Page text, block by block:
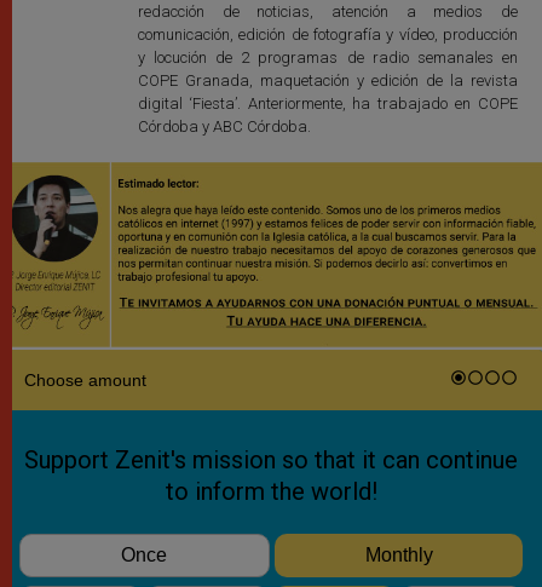
redacción de noticias, atención a medios de
comunicación, edición de fotografía y vídeo, producción
y locución de 2 programas de radio semanales en
COPE Granada, maquetación y edición de la revista
digital ‘Fiesta’. Anteriormente, ha trabajado en COPE
Córdoba y ABC Córdoba.